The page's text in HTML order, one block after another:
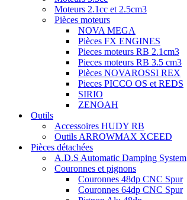
Moteurs 2.1cc et 2.5cm3
Pièces moteurs
NOVA MEGA
Pièces FX ENGINES
Pieces moteurs RB 2.1cm3
Pieces moteurs RB 3.5 cm3
Pièces NOVAROSSI REX
Pieces PICCO OS et REDS
SIRIO
ZENOAH
Outils
Accessoires HUDY RB
Outils ARROWMAX XCEED
Pièces détachées
A.D.S Automatic Damping System
Couronnes et pignons
Couronnes 48dp CNC Spur
Couronnes 64dp CNC Spur